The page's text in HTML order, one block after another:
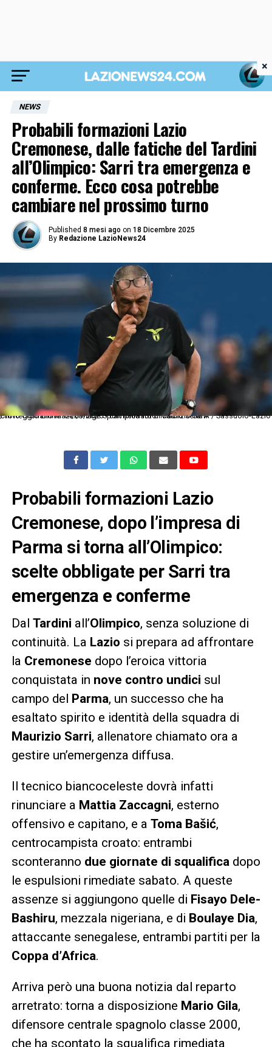
NEWS
Probabili formazioni Lazio
Cremonese, dalle fatiche del Tardini
all’Olimpico: Sarri tra emergenza e
conferme. Ecco cosa potrebbe
cambiare nel prossimo turno
Published 8 mesi ago on 18 Dicembre 2025
By Redazione LazioNews24
Cm Reggio Emilia 14/09/2025 - campionato di calcio serie A / Sassuolo-Lazio / foto Cristiano Mazzi/Image Sport nella foto: Maurizio Sarri
Probabili formazioni Lazio
Cremonese, dopo l’impresa di
Parma si torna all’Olimpico:
scelte obbligate per Sarri tra
emergenza e conferme
Dal Tardini all’Olimpico, senza soluzione di
continuità. La Lazio si prepara ad affrontare
la Cremonese dopo l’eroica vittoria
conquistata in nove contro undici sul
campo del Parma, un successo che ha
esaltato spirito e identità della squadra di
Maurizio Sarri, allenatore chiamato ora a
gestire un’emergenza diffusa.
Il tecnico biancoceleste dovrà infatti
rinunciare a Mattia Zaccagni, esterno
offensivo e capitano, e a Toma Bašić,
centrocampista croato: entrambi
sconteranno due giornate di squalificadopo
le espulsioni rimediate sabato. A queste
assenze si aggiungono quelle di Fisayo Dele-
Bashiru, mezzala nigeriana, e di Boulaye Dia,
attaccante senegalese, entrambi partiti per la
Coppa d’Africa.
Arriva però una buona notizia dal reparto
arretrato: torna a disposizione Mario Gila,
difensore centrale spagnolo classe 2000,
che ha scontato la squalifica rimediata
×